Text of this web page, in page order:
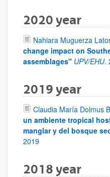
2020 year
Nahiara Muguerza
change impact on
assemblages" UPV/EHU.
2019 year
Claudia María Dolmus
un ambiente tropical
manglar y del bosque
2019
2018 year